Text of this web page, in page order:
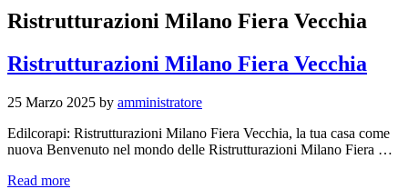
Ristrutturazioni Milano Fiera Vecchia
Ristrutturazioni Milano Fiera Vecchia
25 Marzo 2025 by amministratore
Edilcorapi: Ristrutturazioni Milano Fiera Vecchia, la tua casa come
nuova Benvenuto nel mondo delle Ristrutturazioni Milano Fiera …
Read moreRistrutturazioni